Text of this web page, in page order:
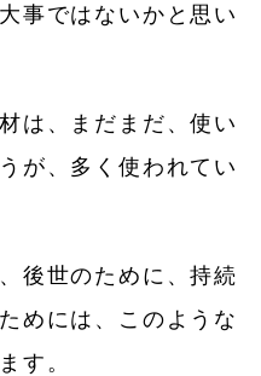
事ではないかと思い
は、まだまだ、使い
が、多く使われてい
後世のために、持続
めには、このような
す。